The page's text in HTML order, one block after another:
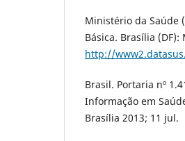
Ministério da Saúde
Básica. Brasília
http://
Brasil. Portaria nº
Informação em
Brasília 2013; 11 jul.